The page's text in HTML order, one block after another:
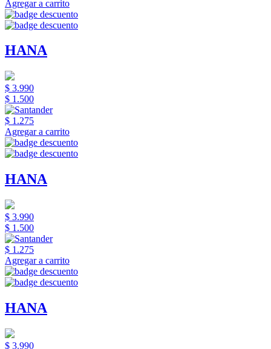
Agregar a carrito
HANA
$ 3.990
$ 1.500
$ 1.275
Agregar a carrito
HANA
$ 3.990
$ 1.500
$ 1.275
Agregar a carrito
HANA
$ 3.990